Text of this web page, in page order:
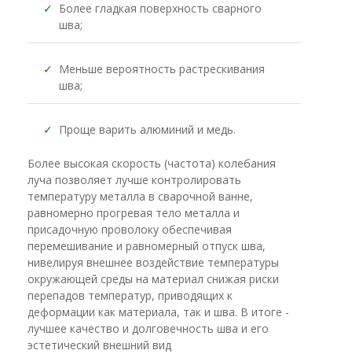
✓ Более гладкая поверхность сварного
шва;
✓ Меньше вероятность растрескивания
шва;
✓ Проще варить алюминий и медь.
Более высокая скорость (частота) колебания
луча позволяет лучше контролировать
температуру металла в сварочной ванне,
равномерно прогревая тело металла и
присадочную проволоку обеспечивая
перемешивание и равномерный отпуск шва,
нивелируя внешнее воздействие температуры
окружающей среды на материал снижая риски
перепадов температур, приводящих к
деформации как материала, так и шва. В итоге -
лучшее качество и долговечность шва и его
эстетический внешний вид